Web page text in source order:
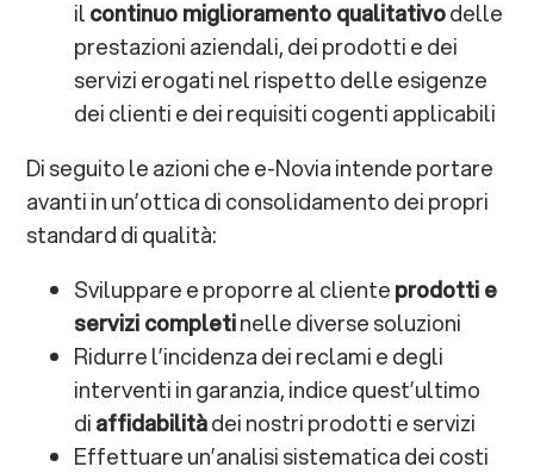
ilcontinuo miglioramento qualitativodelle
prestazioni aziendali, dei prodotti e dei
servizi erogati nel rispetto delle esigenze
dei clienti e dei requisiti cogenti applicabili
Di seguito le azioni che e-Novia intende portare
avanti in un’ottica di consolidamento dei propri
standard di qualità:
Sviluppare e proporre al clienteprodotti e
servizi completinelle diverse soluzioni
Ridurre l’incidenza dei reclami e degli
interventi in garanzia, indice quest’ultimo
diaffidabilitàdei nostri prodotti e servizi
Effettuare un’analisi sistematica dei costi